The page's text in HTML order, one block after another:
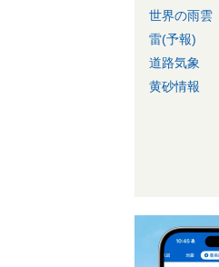
世界の雨雲
雷(予報)
道路気象
黄砂情報